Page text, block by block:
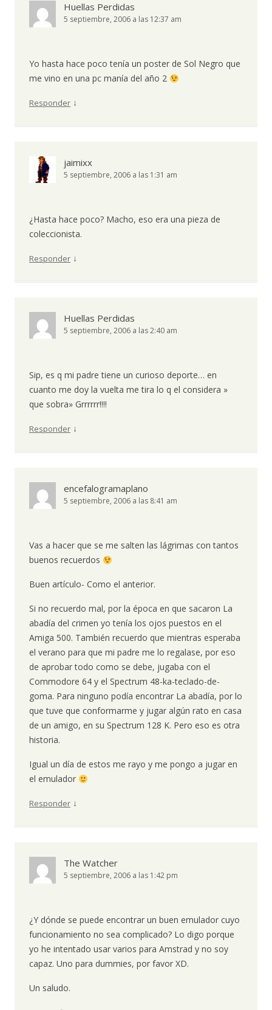
Huellas Perdidas
5 septiembre, 2006 a las 12:37 am
Yo hasta hace poco tenía un poster de Sol Negro que
me vino en una pc manía del año 2
Responder ↓
jaimixx
5 septiembre, 2006 a las 1:31 am
¿Hasta hace poco? Macho, eso era una pieza de
coleccionista.
Responder ↓
Huellas Perdidas
5 septiembre, 2006 a las 2:40 am
Sip, es q mi padre tiene un curioso deporte… en
cuanto me doy la vuelta me tira lo q el considera »
que sobra» Grrrrrr!!!!
Responder ↓
encefalogramaplano
5 septiembre, 2006 a las 8:41 am
Vas a hacer que se me salten las lágrimas con tantos
buenos recuerdos
Buen artículo- Como el anterior.
Si no recuerdo mal, por la época en que sacaron La
abadía del crimen yo tenía los ojos puestos en el
Amiga 500. También recuerdo que mientras esperaba
el verano para que mi padre me lo regalase, por eso
de aprobar todo como se debe, jugaba con el
Commodore 64 y el Spectrum 48-ka-teclado-de-
goma. Para ninguno podía encontrar La abadía, por lo
que tuve que conformarme y jugar algún rato en casa
de un amigo, en su Spectrum 128 K. Pero eso es otra
historia.
Igual un día de estos me rayo y me pongo a jugar en
el emulador
Responder ↓
The Watcher
5 septiembre, 2006 a las 1:42 pm
¿Y dónde se puede encontrar un buen emulador cuyo
funcionamiento no sea complicado? Lo digo porque
yo he intentado usar varios para Amstrad y no soy
capaz. Uno para dummies, por favor XD.
Un saludo.